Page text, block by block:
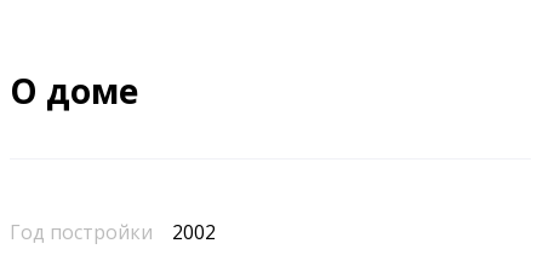
О доме
Год постройки
2002